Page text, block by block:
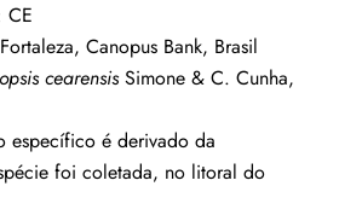
CE
Canopus Bank, Brasil
cearensisSimone & C. Cunha,
específico é derivado da
foi coletada, no litoral do